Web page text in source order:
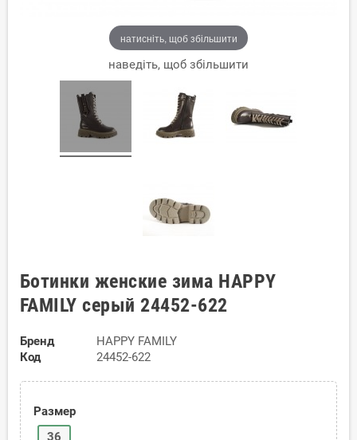
натисніть, щоб збільшити
наведіть, щоб збільшити
Ботинки женские зима HAPPY
FAMILY серый 24452-622
Бренд
HAPPY FAMILY
Код
24452-622
Размер
36